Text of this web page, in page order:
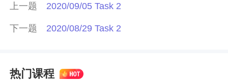
上一题 2020/09/05 Task 2
下一题 2020/08/29 Task 2
热门课程